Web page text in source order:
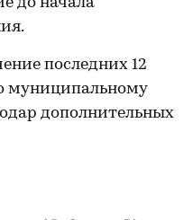
последних 12
муниципальному
дополнительных